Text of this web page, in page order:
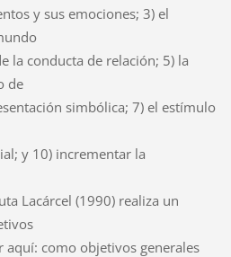
y sus emociones; 3) el
la conducta de relación; 5) la
de
simbólica; 7) el estímulo
y 10) incrementar la
Lacárcel (1990) realiza un
como objetivos generales